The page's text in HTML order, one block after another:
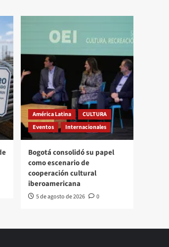
América Latina
CULTURA
Eventos
Internacionales
Bogotá consolidó su papel
como escenario de
cooperación cultural
iberoamericana
5 de agosto de 2026 0